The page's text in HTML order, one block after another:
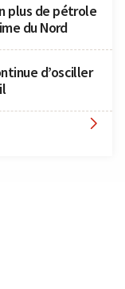
plus de pétrole
du Nord
d’osciller
